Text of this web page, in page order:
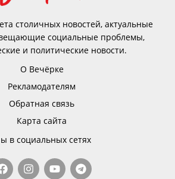
столичных новостей, актуальные
социальные проблемы,
и политические новости.
О Вечёрке
Рекламодателям
Обратная связь
Карта сайта
в социальных сетях